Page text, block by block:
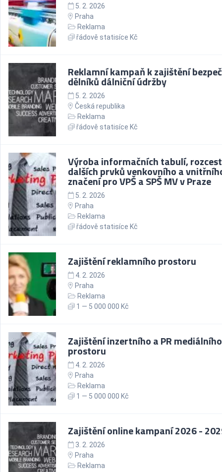
5. 2. 2026
Praha
Reklama
řádově statisíce Kč
Reklamní kampaň k zajištění
dělníků dálniční údržby
5. 2. 2026
Česká republika
Reklama
řádově statisíce Kč
Výroba informačních tabulí,
dalších prvků venkovního a
značení pro VPŠ a SPŠ MV v Praze
5. 2. 2026
Praha
Reklama
řádově statisíce Kč
Zajištění reklamního prostoru
4. 2. 2026
Praha
Reklama
1 — 5 000 000 Kč
Zajištění inzertního a PR mediálního
prostoru
4. 2. 2026
Praha
Reklama
1 — 5 000 000 Kč
Zajištění online kampaní 2026 -
3. 2. 2026
Praha
Reklama